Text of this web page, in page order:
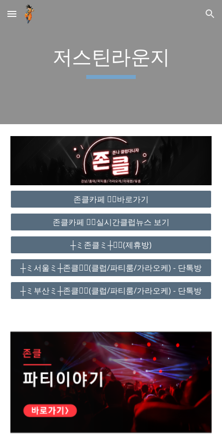
Skip to main content Skip to navigation
저스틴라운지
존클카페 ❤️‍🔥바로가기
존클카페 ❤️‍🔥실시간클럽뉴스 보기
┼ミ존클ミ┼❤️‍🔥(제휴방)
┼ミ서울ミ┼존클❤️‍🔥(클럽/파티룸/가라오케) - 단톡방
┼ミ부산ミ┼존클❤️‍🔥(클럽/파티룸/가라오케) - 단톡방